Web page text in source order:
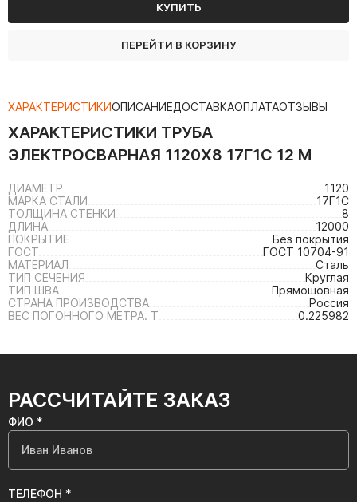
КУПИТЬ
ПЕРЕЙТИ В КОРЗИНУ
ХАРАКТЕРИСТИКИОПИСАНИЕДОСТАВКАОПЛАТАОТЗЫВЫ
ХАРАКТЕРИСТИКИ ТРУБА
ЭЛЕКТРОСВАРНАЯ 1120Х8 17Г1С 12 М
ДИАМЕТР
1120
МАРКА СТАЛИ
17Г1С
ТОЛЩИНА СТЕНКИ
8
ДЛИНА
12000
ПОКРЫТИЕ
Без покрытия
ГОСТ
ГОСТ 10704-91
МАТЕРИАЛ
Сталь
ТИП СЕЧЕНИЯ
Круглая
ТИП ШВА
Прямошовная
СТРАНА ПРОИЗВОДСТВА
Россия
ВЕС ПОГОННОГО МЕТРА. Т
0.225982
РАССЧИТАЙТЕ ЗАКАЗ
ФИО *
ТЕЛЕФОН *